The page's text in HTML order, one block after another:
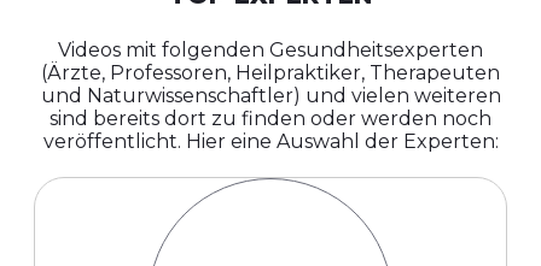
Videos mit folgenden Gesundheitsexperten
(Ärzte, Professoren, Heilpraktiker, Therapeuten
und Naturwissenschaftler) und vielen weiteren
sind bereits dort zu finden oder werden noch
veröffentlicht. Hier eine Auswahl der Experten: